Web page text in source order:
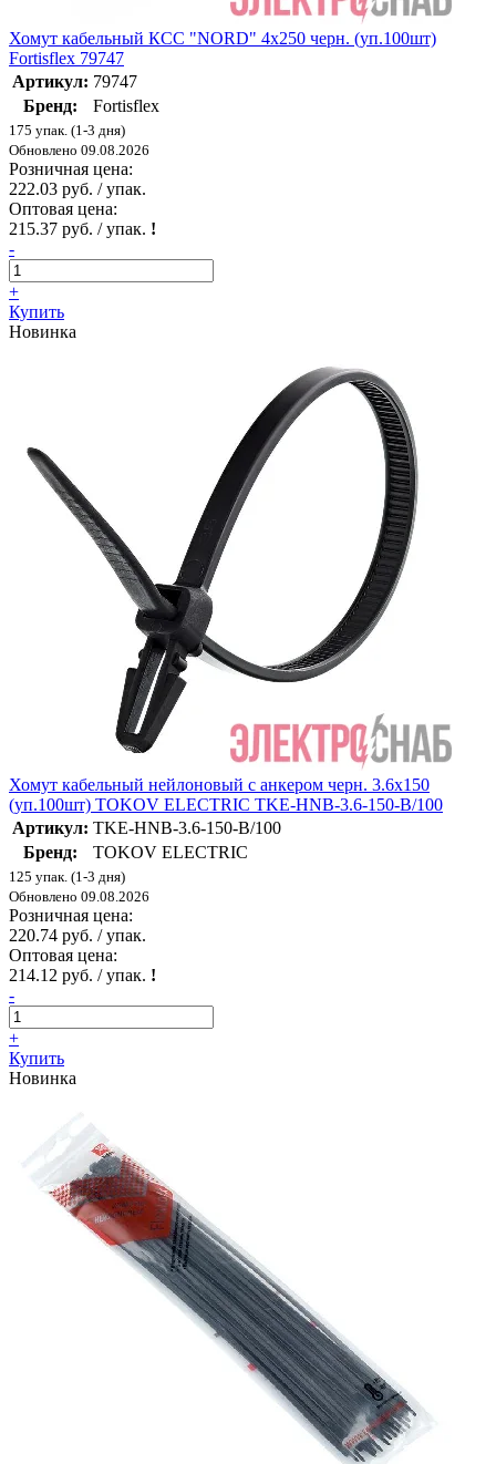
Хомут кабельный КСС "NORD" 4х250 черн. (уп.100шт)
Fortisflex 79747
Артикул: 79747
Бренд:
Fortisflex
175 упак. (1-3 дня)
Обновлено 09.08.2026
Розничная цена:
222.03 руб. / упак.
Оптовая цена:
215.37 руб. / упак. !
-
+
Купить
Новинка
Хомут кабельный нейлоновый с анкером черн. 3.6х150
(уп.100шт) TOKOV ELECTRIC TKE-HNB-3.6-150-B/100
Артикул: TKE-HNB-3.6-150-B/100
Бренд:
TOKOV ELECTRIC
125 упак. (1-3 дня)
Обновлено 09.08.2026
Розничная цена:
220.74 руб. / упак.
Оптовая цена:
214.12 руб. / упак. !
-
+
Купить
Новинка